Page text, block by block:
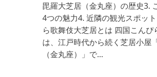
毘羅大芝居（金丸座）の歴史3.
4つの魅力4. 近隣の観光スポッ
ら歌舞伎大芝居とは 四国こんぴ
は、江戸時代から続く芝居小屋
（金丸座）」で…